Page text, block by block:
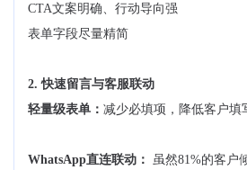
CTA文案明确、行动导向强
表单字段尽量精简
2. 快速留言与客服联动
轻量级表单： 减少必填项，降低客户填
WhatsApp直连联动：
虽然81%的客户